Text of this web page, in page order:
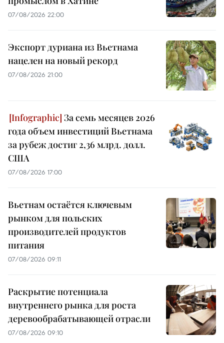
07/08/2026 22:00
Экспорт дуриана из Вьетнама
нацелен на новый рекорд
07/08/2026 21:00
За семь месяцев 2026
года объем инвестиций Вьетнама
за рубеж достиг 2,36 млрд. долл.
США
07/08/2026 17:00
Вьетнам остаётся ключевым
рынком для польских
производителей продуктов
питания
07/08/2026 09:11
Раскрытие потенциала
внутреннего рынка для роста
деревообрабатывающей отрасли
07/08/2026 09:10